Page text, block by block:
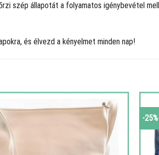
szép állapotát a folyamatos igénybevétel
és élvezd a kényelmet minden nap!
-25%